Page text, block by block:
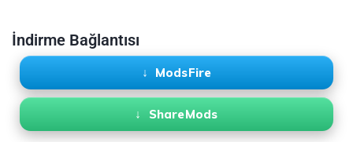
İndirme Bağlantısı
ModsFire
ShareMods